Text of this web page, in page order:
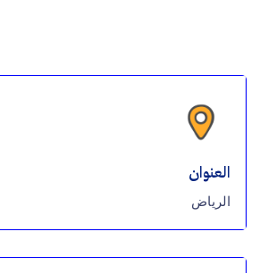
العنوان
الرياض